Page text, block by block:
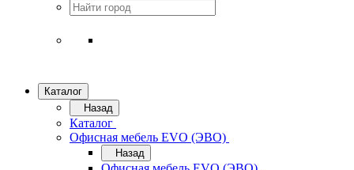
Каталог
Назад
Каталог
Офисная мебель EVO (ЭВО)
Назад